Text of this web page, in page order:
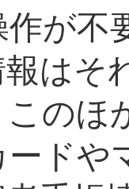
が不
はそ
のほ
ドや